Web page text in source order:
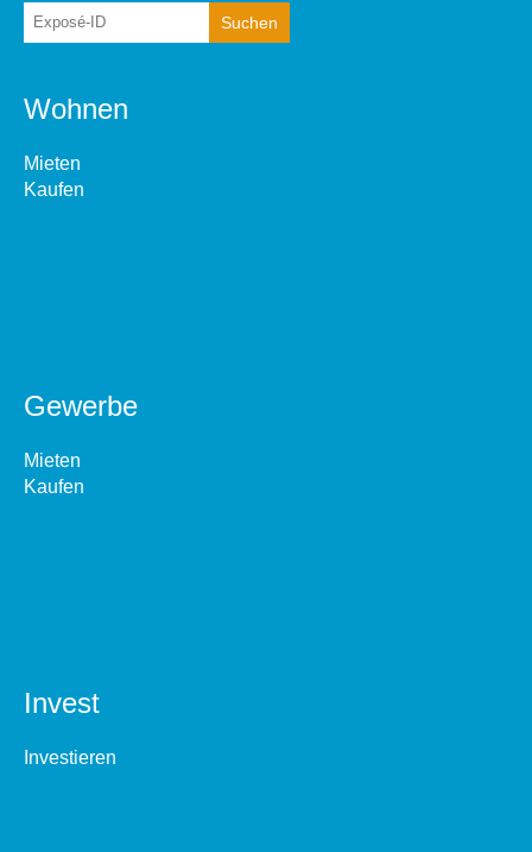
Wohnen
Mieten
Kaufen
Gewerbe
Mieten
Kaufen
Invest
Investieren